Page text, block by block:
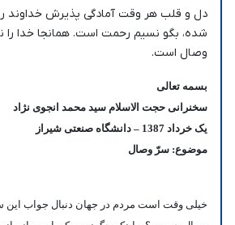
دل و قلب هر وقت آمادگی پذیرش خداوند را
شده، بگو نسیم رحمت است. همانجا خدا را
وصال است.
بسمه تعالی
سخنرانی حجت الاسلام سید محمد انجوی نژاد
یک خرداد 1387 – دانشگاه صنعتی شیراز
موضوع: سرّ وصال
خیلی وقت است مردم در جهان دنبال جواب این